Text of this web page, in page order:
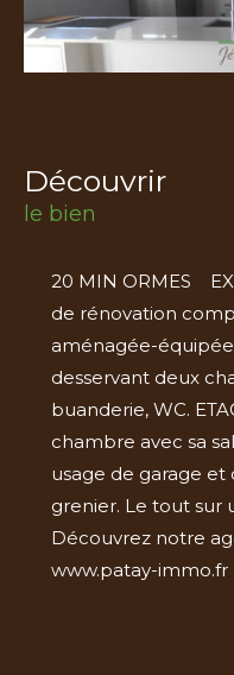
découvrir
le bien
20 MIN ORMES
de rénovation
aménagée-
desservant deux
buanderie, WC.
chambre avec sa
usage de garage et
grenier. Le tout sur
Découvrez notre
www.patay-immo.fr